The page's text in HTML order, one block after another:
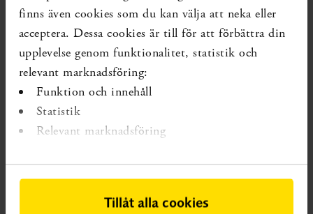
finns även cookies som du kan välja att neka eller
acceptera. Dessa cookies är till för att förbättra din
upplevelse genom funktionalitet, statistik och
relevant marknadsföring:
Funktion och innehåll
Statistik
Relevant marknadsföring
Tillåt alla cookies
Forskning som förändrar kunskapsläget kan ha tillkommit